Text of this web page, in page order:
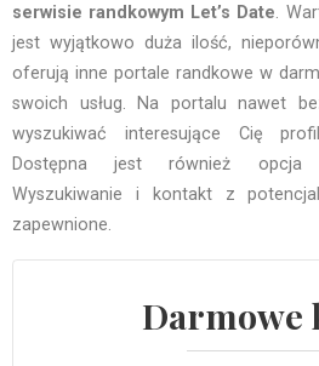
serwisie randkowym Let’s Date.
jest wyjątkowo duża ilość,
oferują inne portale randkowe w
swoich usług. Na portalu nawet
wyszukiwać interesujące Cię
Dostępna jest również opcja
Wyszukiwanie i kontakt z
zapewnione.
Darmowe